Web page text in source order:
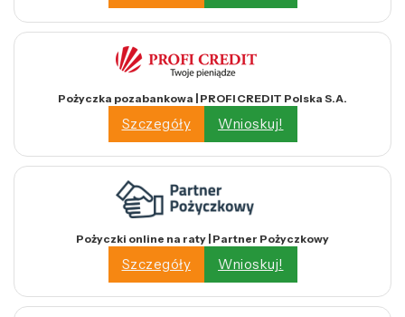
Pożyczka pozabankowa | PROFI CREDIT Polska S.A.
Szczegóły Wnioskuj!
Pożyczki online na raty | Partner Pożyczkowy
Szczegóły Wnioskuj!